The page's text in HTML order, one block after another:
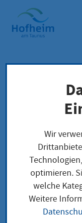
Startseite"
Lokale Anliegen
Nachbetreuung
Vollzeitpflege
Wir
optimieren.
welche
Weitere